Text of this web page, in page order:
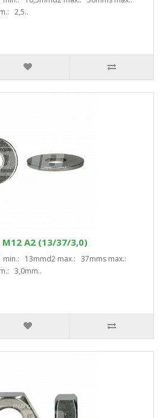
2,5..
M12 A2 (13/37/3,0)
min.: 13mmd2 max.: 37mms max.:
3,0mm..